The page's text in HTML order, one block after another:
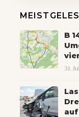
B
31.